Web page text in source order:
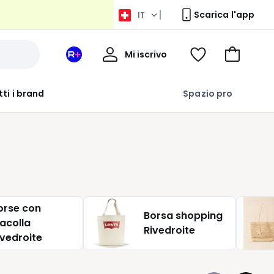
IT Scarica l'app
i brand Spazio pro
Il
Mi iscrivo
Voir
Vai
con
Borsa shopping
Rivedroite